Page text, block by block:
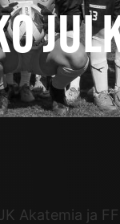
Akatemia ja